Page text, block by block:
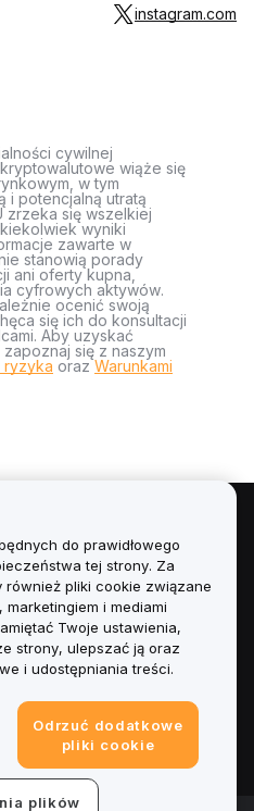
instagram.com
cywilnej
wiąże się
w tym
i potencjalną utratą
zrzeka się wszelkiej
wyniki
zawarte w
stanowią porady
ani oferty kupna,
cyfrowych aktywów.
ocenić swoją
się ich do konsultacji
Aby uzyskać
się z naszym
ryzyka orazWarunkami
do prawidłowego
tej strony. Za
również pliki cookie związane
i mediami
Twoje ustawienia,
strony, ulepszać ją oraz
i udostępniania treści.
Odrzuć dodatkowe
pliki cookie
plików